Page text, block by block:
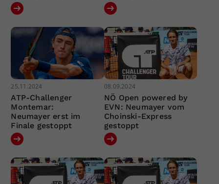
25.11.2024
ATP-Challenger
Montemar:
Neumayer erst im
Finale gestoppt
08.09.2024
NÖ Open powered by
EVN: Neumayer vom
Choinski-Express
gestoppt